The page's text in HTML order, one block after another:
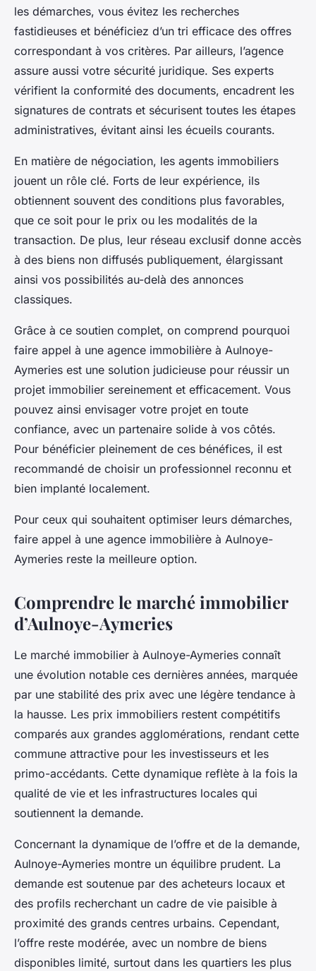
les démarches, vous évitez les recherches
fastidieuses et bénéficiez d’un tri efficace des offres
correspondant à vos critères. Par ailleurs, l’agence
assure aussi votre sécurité juridique. Ses experts
vérifient la conformité des documents, encadrent les
signatures de contrats et sécurisent toutes les étapes
administratives, évitant ainsi les écueils courants.
En matière de négociation, les agents immobiliers
jouent un rôle clé. Forts de leur expérience, ils
obtiennent souvent des conditions plus favorables,
que ce soit pour le prix ou les modalités de la
transaction. De plus, leur réseau exclusif donne accès
à des biens non diffusés publiquement, élargissant
ainsi vos possibilités au-delà des annonces
classiques.
Grâce à ce soutien complet, on comprend pourquoi
faire appel à une agence immobilière à Aulnoye-
Aymeries est une solution judicieuse pour réussir un
projet immobilier sereinement et efficacement. Vous
pouvez ainsi envisager votre projet en toute
confiance, avec un partenaire solide à vos côtés.
Pour bénéficier pleinement de ces bénéfices, il est
recommandé de choisir un professionnel reconnu et
bien implanté localement.
Pour ceux qui souhaitent optimiser leurs démarches,
faire appel à une agence immobilière à Aulnoye-
Aymeries reste la meilleure option.
Comprendre le marché immobilier
d’Aulnoye-Aymeries
Le marché immobilier à Aulnoye-Aymeries connaît
une évolution notable ces dernières années, marquée
par une stabilité des prix avec une légère tendance à
la hausse. Les prix immobiliers restent compétitifs
comparés aux grandes agglomérations, rendant cette
commune attractive pour les investisseurs et les
primo-accédants. Cette dynamique reflète à la fois la
qualité de vie et les infrastructures locales qui
soutiennent la demande.
Concernant la dynamique de l’offre et de la demande,
Aulnoye-Aymeries montre un équilibre prudent. La
demande est soutenue par des acheteurs locaux et
des profils recherchant un cadre de vie paisible à
proximité des grands centres urbains. Cependant,
l’offre reste modérée, avec un nombre de biens
disponibles limité, surtout dans les quartiers les plus